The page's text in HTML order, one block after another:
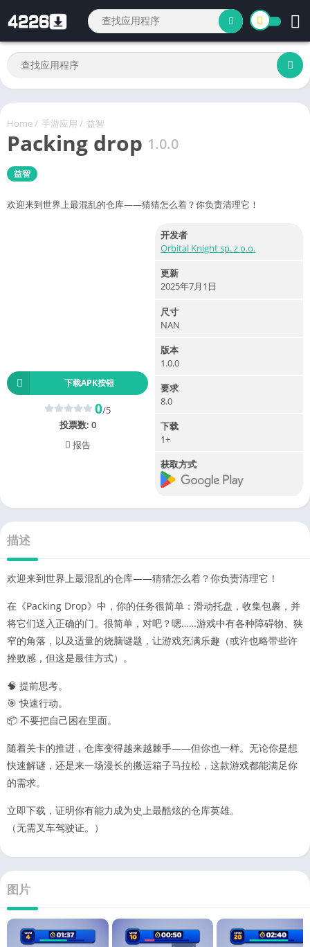
Home/ 手游应用 / 益智
Packing drop 1.0.0
益智
欢迎来到世界上最混乱的仓库——猜猜怎么着？你负责清理它！
下载APK按钮
0/5
投票数: 0
报告
开发者
Orbital Knight sp. z o.o.
更新
2025年7月1日
尺寸
NAN
版本
1.0.0
要求
8.0
下载
1+
获取方式
描述
欢迎来到世界上最混乱的仓库——猜猜怎么着？你负责清理它！
在《Packing Drop》中，你的任务很简单：滑动托盘，收集包裹，并
将它们送入正确的门。很简单，对吧？嗯……游戏中有各种障碍物、狭
窄的角落，以及适量的烧脑谜题，让游戏充满乐趣（或许也略带些许
挫败感，但这是最佳方式）。
🧠 提前思考。
🎯 快速行动。
📦 不要把自己困在里面。
随着关卡的推进，仓库变得越来越棘手——但你也一样。无论你是想
快速解谜，还是来一场漫长的搬运箱子马拉松，这款游戏都能满足你
的需求。
立即下载，证明你有能力成为史上最酷炫的仓库英雄。
（无需叉车驾驶证。）
图片